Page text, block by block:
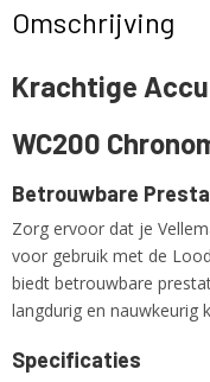
DAS6-4.5
5415239001295
DAS6-4.5
1,00 Kg
Omschrijving
Krachtige
WC200
Betrouwbare
Zorg ervoor dat je
voor gebruik met de
biedt betrouwbare
langdurig en nauwkeurig
Specificaties